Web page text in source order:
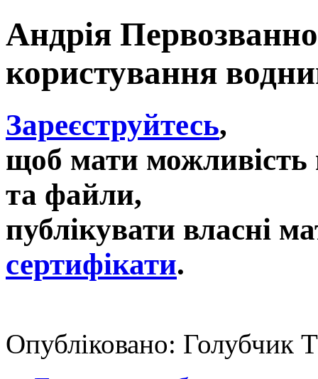
Андрія
користування
Зареєструйтесь,
щоб мати можливість
та файли,
публікувати власні
сертифікати.
Опубліковано: Голубчик